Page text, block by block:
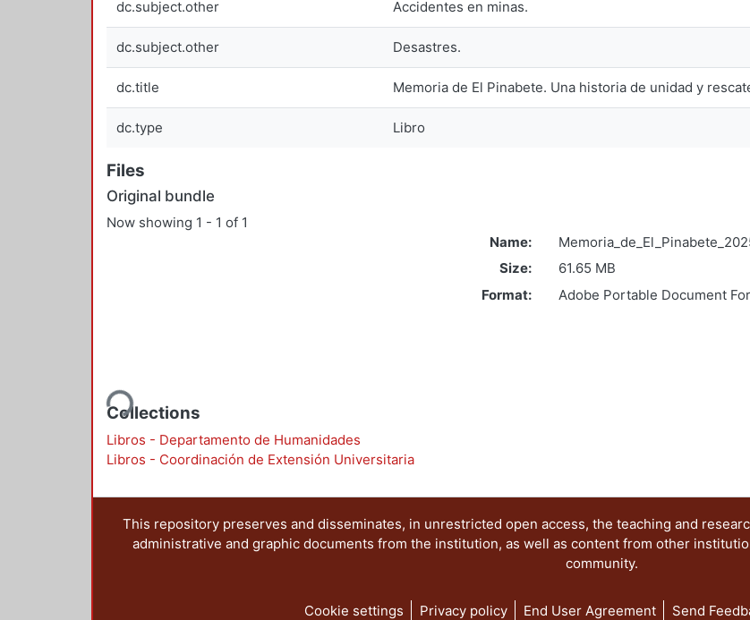
dc.subject.other Accidentes en minas.
dc.subject.other Desastres.
dc.title Memoria de El Pinabete. Una historia de unidad y
dc.type Libro
Files
Original bundle
Now showing 1 - 1 of 1
Loading...
Name:
Size:
61.65 MB
Format:
Adobe Portable Document
Collections
Libros - Departamento de Humanidades
Libros - Coordinación de Extensión Universitaria
This repository preserves and disseminates, in unrestricted open access, the teaching and
administrative and graphic documents from the institution, as well as content from other
community.
Cookie settings Privacy policy End User Agreement Send